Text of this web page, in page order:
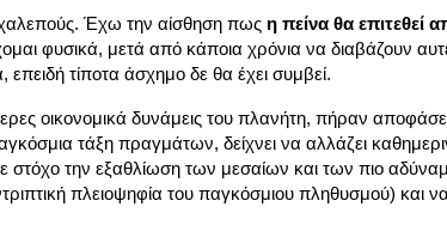
Έχω την αίσθηση πως η πείνα θα επιτεθεί
φυσικά, μετά από κάποια χρόνια να διαβάζουν
επειδή τίποτα άσχημο δε θα έχει συμβεί.
οικονομικά δυνάμεις του πλανήτη, πήραν
τάξη πραγμάτων, δείχνει να αλλάζει
στόχο την εξαθλίωση των μεσαίων και των πιο
πλειοψηφία του παγκόσμιου πληθυσμού) και